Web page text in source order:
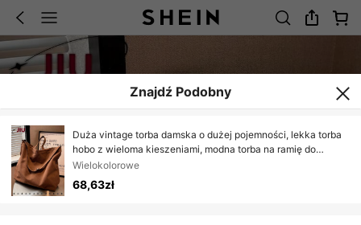
Znajdź Podobny
Duża vintage torba damska o dużej pojemności, lekka torba
hobo z wieloma kieszeniami, modna torba na ramię do
dojazdów, przenośna torba na zakupy, odpowiednia dla
dziewcząt, kobiet, studentek, młodych profesjonalistek i
pracowników biurowych. Idealna do biura, na uniwersytet, do
Wielokolorowe
68,63zł